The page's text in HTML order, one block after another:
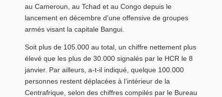
au Cameroun, au Tchad et au Congo depuis le
lancement en décembre d’une offensive de groupes
armés visant la capitale Bangui.
Soit plus de 105.000 au total, un chiffre nettement plus
élevé que les plus de 30.000 signalés par le HCR le 8
janvier. Par ailleurs, a-t-il indiqué, quelque 100.000
personnes restent déplacées à l’intérieur de la
Centrafrique, selon des chiffres compilés par le Bureau